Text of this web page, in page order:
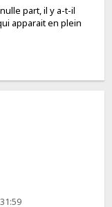
part, il y a-t-il
apparait en plein